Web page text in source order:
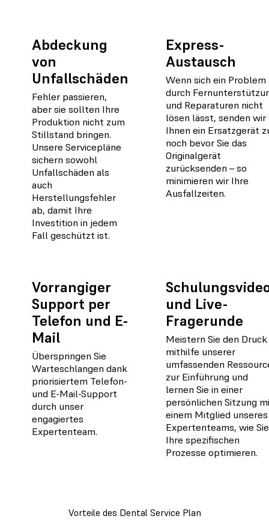
Abdeckung
von
Unfallschäden
Fehler passieren,
aber sie sollten Ihre
Produktion nicht zum
Stillstand bringen.
Unsere Servicepläne
sichern sowohl
Unfallschäden als
auch
Herstellungsfehler
ab, damit Ihre
Investition in jedem
Fall geschützt ist.
Express-
Austausch
Wenn sich ein Problem
durch
und Reparaturen nicht
lösen lässt, senden wir
Ihnen ein Ersatzgerät
noch bevor Sie das
Originalgerät
zurücksenden – so
minimieren wir Ihre
Ausfallzeiten.
Vorrangiger
Support per
Telefon und E-
Mail
Überspringen Sie
Warteschlangen dank
priorisiertem Telefon-
und E-Mail-Support
durch unser
engagiertes
Expertenteam.
und Live-
Fragerunde
Meistern Sie den Druck
mithilfe unserer
umfassenden
zur Einführung und
lernen Sie in einer
persönlichen Sitzung
einem Mitglied unseres
Expertenteams, wie Sie
Ihre spezifischen
Prozesse optimieren.
Vorteile des Dental Service Plan